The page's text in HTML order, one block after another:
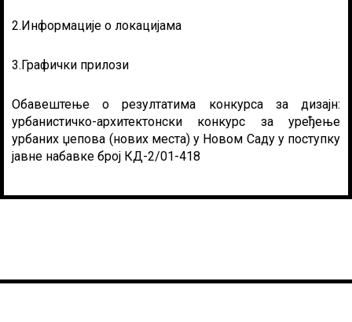
2.Информације о локацијама
3.Графички прилози
Обавештење о резултатима конкурса за дизајн:
урбанистичко-архитектонски конкурс за уређење
урбаних џепова (нових места) у Новом Саду у поступку
јавне набавке број КД-2/01-418